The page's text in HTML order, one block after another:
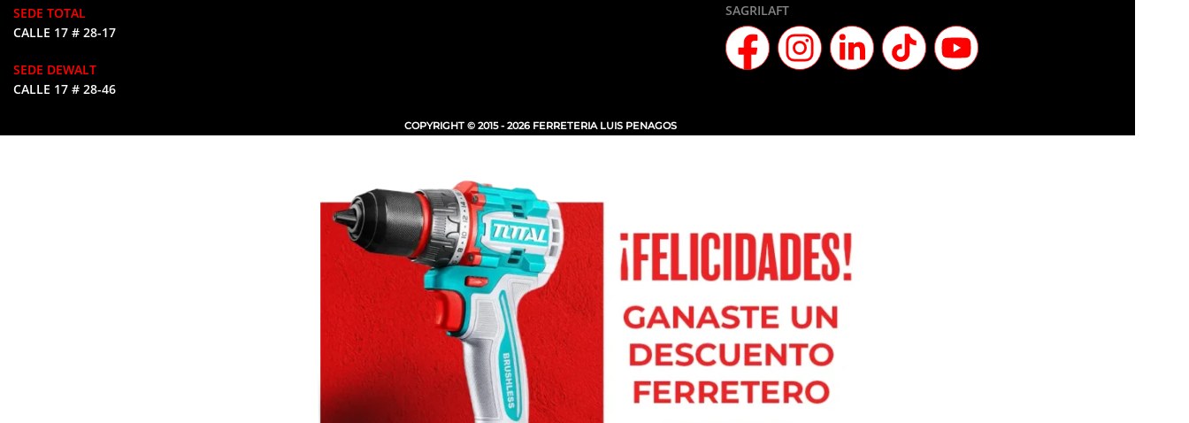
SEDE TOTAL
CALLE 17 # 28-17
SEDE DEWALT
CALLE 17 # 28-46
SAGRILAFT
COPYRIGHT © 2015 - 2026 FERRETERIA LUIS PENAGOS